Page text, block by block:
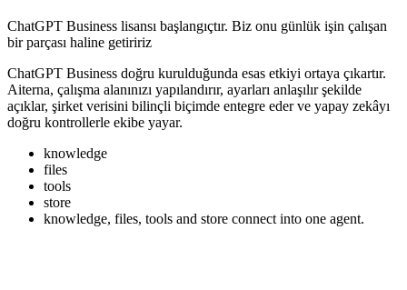
ChatGPT Business lisansı başlangıçtır. Biz onu günlük işin çalışan
bir parçası haline getiririz
ChatGPT Business doğru kurulduğunda esas etkiyi ortaya çıkartır.
Aiterna, çalışma alanınızı yapılandırır, ayarları anlaşılır şekilde
açıklar, şirket verisini bilinçli biçimde entegre eder ve yapay zekâyı
doğru kontrollerle ekibe yayar.
knowledge
files
tools
store
knowledge, files, tools and store connect into one agent.